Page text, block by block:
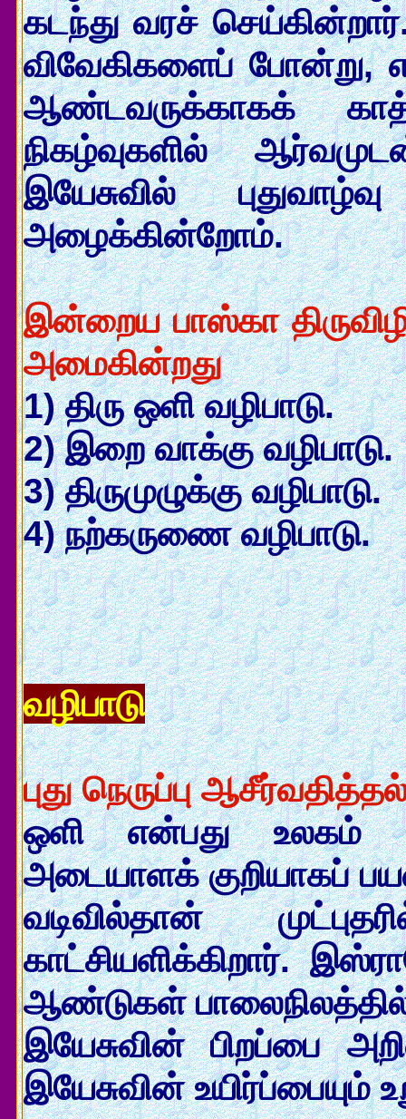
கடந்து வரச்
விவேகிகளைப் போன்று,
ஆண்டவருக்காகக்
நிகழ்வுகளில்
இயேசுவில்
அழைக்கின்றோம்.
இன்றைய பாஸ்கா
அமைகின்றது
1) திரு ஒளி வழிபாடு.
2) இறை வாக்கு வழிபாடு.
3) திருமுழுக்கு வழிபாடு.
4) நற்கருணை வழிபாடு.
வழிபாடு
புது நெருப்பு
ஒளி என்பது உலகம்
அடையாளக் குறியாகப்
வடிவில்தான்
காட்சியளிக்கிறார்.
ஆண்டுகள்
இயேசுவின் பிறப்பை
இயேசுவின் உயிர்ப்பையும்